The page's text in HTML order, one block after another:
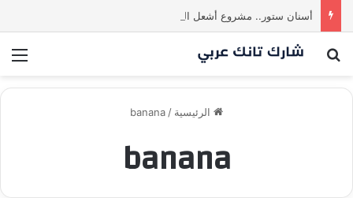
بحث عن
الرئيسية /
banana
banana